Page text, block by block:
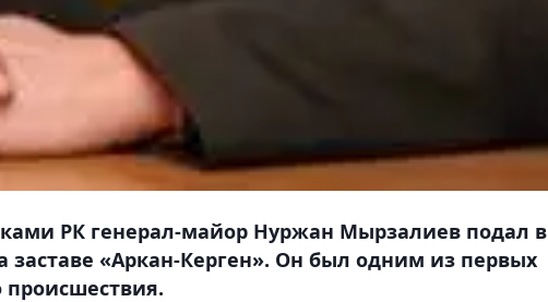
РК генерал-майор Нуржан Мырзалиев подал в
заставе «Аркан-Керген». Он был одним из первых